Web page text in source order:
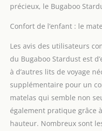
précieux, le Bugaboo
Confort de l’enfant : le
Les avis des utilisateurs
du Bugaboo Stardust est
à d’autres lits de voyage
supplémentaire pour un
matelas qui semble non
également pratique grâce
hauteur. Nombreux sont